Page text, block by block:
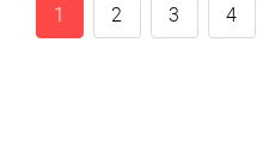
1 2 3 4